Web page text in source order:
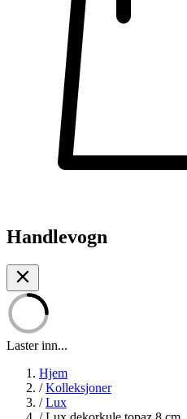
Handlevogn
Laster inn...
Hjem
/ Kolleksjoner
/ Lux